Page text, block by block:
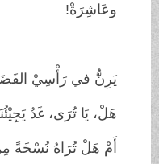
وعَاشِرَةْ!
يَرِنُّ في رَأْسِيْ الفَضَاءُ،
هَلْ، يَا تُرَى، غَدٌ يَجِيْئُنَا
أَمْ هَلْ تُرَاهُ نُسْخَةً مِنْ